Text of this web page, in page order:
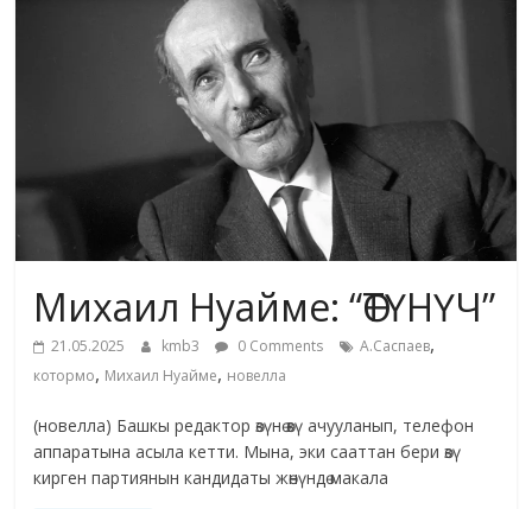
Михаил Нуайме: “ӨТҮНҮЧ”
21.05.2025 kmb3 0 Comments А.Саспаев,
котормо, Михаил Нуайме, новелла
(новелла) Башкы редактор өзүнө өзү ачууланып, телефон
аппаратына асыла кетти. Мына, эки сааттан бери өзү
кирген партиянын кандидаты жөнүндө макала